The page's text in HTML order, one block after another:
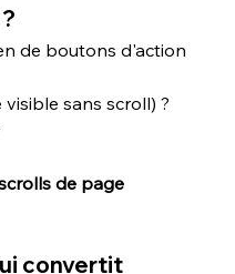
de boutons d'action
visible sans scroll) ?
de page
convertit